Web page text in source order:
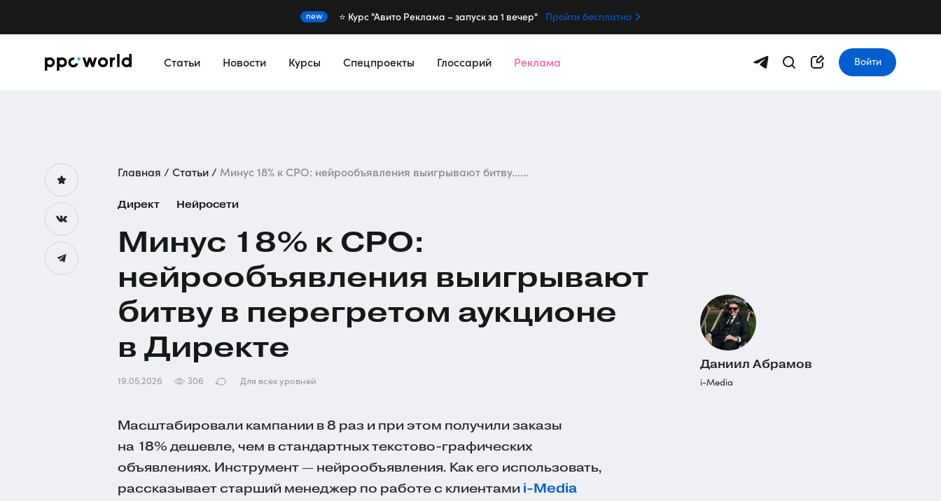
new ⭐️ Курс "Авито Реклама – запуск за 1 вечер" Пройти бесплатно
Статьи Новости Курсы Спецпроекты Глоссарий Реклама Войти
Главная Статьи Минус 18% к CPO: нейрообъявления выигрывают битву......
Директ Нейросети
Минус 18% к CPO:
нейрообъявления выигрывают
битву в перегретом аукционе
в Директе
19.05.2026 306 Для всех уровней
Масштабировали кампании в 8 раз и при этом получили заказы
на 18% дешевле, чем в стандартныхтекстово-графических
объявлениях. Инструмент — нейрообъявления. Как его использовать,
рассказывает старший менеджер по работе с клиентами i-Media
Даниил Абрамов
i-Media